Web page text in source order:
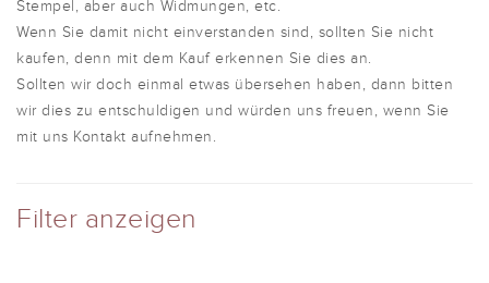
Stempel, aber auch Widmungen, etc.
Wenn Sie damit nicht einverstanden sind, sollten Sie nicht
kaufen, denn mit dem Kauf erkennen Sie dies an.
Sollten wir doch einmal etwas übersehen haben, dann bitten
wir dies zu entschuldigen und würden uns freuen, wenn Sie
mit uns Kontakt aufnehmen.
Filter anzeigen